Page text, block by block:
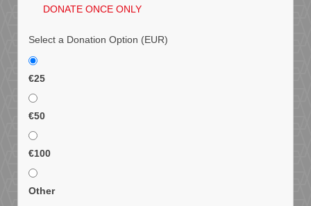
DONATE ONCE ONLY
Select a Donation Option (EUR)
€25
€50
€100
Other